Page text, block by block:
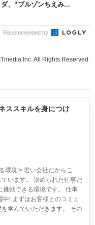
、“ブルゾンちえみ...
Recommended by
Inc. All Rights Reserved.
ススキルを身につけ
環境!> 若い会社だからこ
います。 決められた仕事だ
挑戦できる環境です。 仕事
! まずはお客様とのコミュ
学んでいただきます。 その